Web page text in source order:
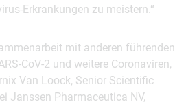
Erkrankungen zu meistern.“
mit anderen führenden
CoV-2 und weitere Coronaviren,
Van Loock, Senior Scientific
Janssen Pharmaceutica NV,